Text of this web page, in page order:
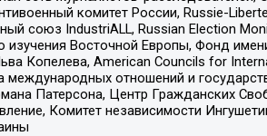
комитет России, Russie-
союз IndustriALL, Russian Election
Восточной Европы, Фонд
Копелева, American Councils for
отношений и
Патерсона, Центр Гражданских
Комитет независимости